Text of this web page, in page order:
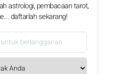
astrologi, pembacaan tarot,
daftarlah sekarang!